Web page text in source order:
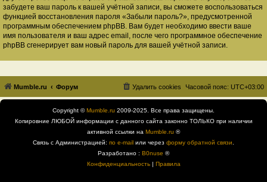
забудете ваш пароль к вашей учётной записи, вы сможете воспользоваться
функцией восстановления пароля «Забыли пароль?», предусмотренной
программным обеспечением phpBB. Вам будет необходимо ввести ваше
имя пользователя и ваш адрес email, после чего программное обеспечение
phpBB сгенерирует вам новый пароль для вашей учётной записи.
Mumble.ru Форум Часовой пояс: UTC+03:00
Удалить cookies
Copyright ©Mumble.ru 2009-2025. Все права защищены.
Копировние ЛЮБОЙ информации с данного сайта законно ТОЛЬКО при наличии
активной ссылки на Mumble.ru ®
Связь с Администрацией: по e-mail или через форму обратной связи
Разработано : B0nuse ®
Конфиденциальность| Правила